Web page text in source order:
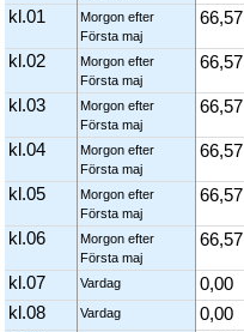
kl.01
Morgon efter
Första maj
66,57
kl.02
Morgon efter
Första maj
66,57
kl.03
Morgon efter
Första maj
66,57
kl.04
Morgon efter
Första maj
66,57
kl.05
Morgon efter
Första maj
66,57
kl.06
Morgon efter
Första maj
66,57
kl.07 Vardag
0,00
kl.08
Vardag
0,00